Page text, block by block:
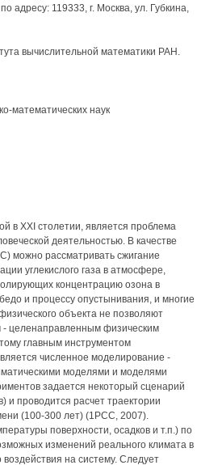
адресу: 119333, г. Москва, ул. Губкина,
вычислительной математики РАН.
математических наук
в XXI столетии, является проблема
деятельностью. В качестве
можно рассматривать сжигание
углекислого газа в атмосфере,
концентрацию озона в
и процессу опустынивания, и многие
объекта не позволяют
целенаправленным физическим
главным инструментом
численное моделирование -
моделями и моделями
задается некоторый сценарий
и проводится расчет траектории
(100-300 лет) (1РСС, 2007).
поверхности, осадков и т.п.) по
изменений реального климата в
на систему. Следует